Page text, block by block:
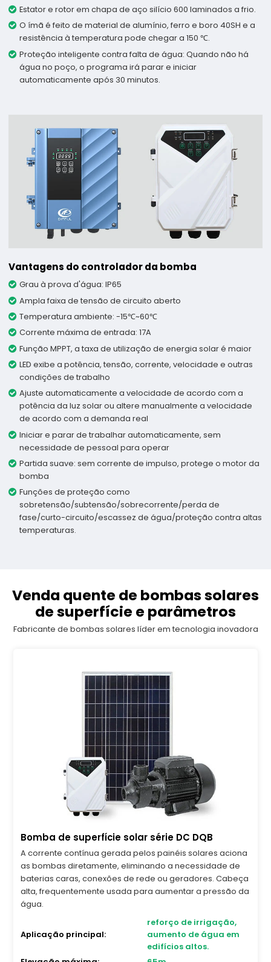
Estator e rotor em chapa de aço silício 600 laminados a frio.
O ímã é feito de material de alumínio, ferro e boro 40SH e a
resistência à temperatura pode chegar a 150 ℃.
Proteção inteligente contra falta de água: Quando não há
água no poço, o programa irá parar e iniciar
automaticamente após 30 minutos.
Vantagens do controlador da bomba
Grau à prova d'água: IP65
Ampla faixa de tensão de circuito aberto
Temperatura ambiente: -15℃~60℃
Corrente máxima de entrada: 17A
Função MPPT, a taxa de utilização de energia solar é maior
LED exibe a potência, tensão, corrente, velocidade e outras
condições de trabalho
Ajuste automaticamente a velocidade de acordo com a
potência da luz solar ou altere manualmente a velocidade
de acordo com a demanda real
Iniciar e parar de trabalhar automaticamente, sem
necessidade de pessoal para operar
Partida suave: sem corrente de impulso, protege o motor da
bomba
Funções de proteção como
sobretensão/subtensão/sobrecorrente/perda de
fase/curto-circuito/escassez de água/proteção contra altas
temperaturas.
Venda quente de bombas solares
de superfície e parâmetros
Fabricante de bombas solares líder em tecnologia inovadora
Bomba de superfície solar série DC DQB
A corrente contínua gerada pelos painéis solares aciona
as bombas diretamente, eliminando a necessidade de
baterias caras, conexões de rede ou geradores. Cabeça
alta, frequentemente usada para aumentar a pressão da
água.
Aplicação principal:
reforço de irrigação,
aumento de água em
edifícios altos.